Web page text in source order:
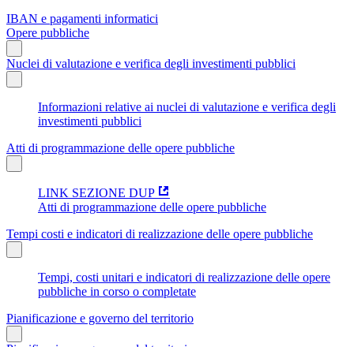
IBAN e pagamenti informatici
Opere pubbliche
Nuclei di valutazione e verifica degli investimenti pubblici
Informazioni relative ai nuclei di valutazione e verifica degli
investimenti pubblici
Atti di programmazione delle opere pubbliche
LINK SEZIONE DUP
Atti di programmazione delle opere pubbliche
Tempi costi e indicatori di realizzazione delle opere pubbliche
Tempi, costi unitari e indicatori di realizzazione delle opere
pubbliche in corso o completate
Pianificazione e governo del territorio